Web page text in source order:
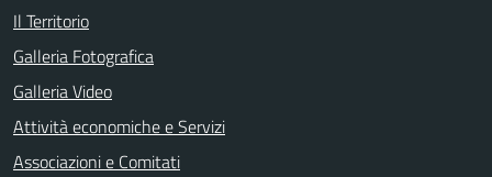
Il Territorio
Galleria Fotografica
Galleria Video
Attività economiche e Servizi
Associazioni e Comitati